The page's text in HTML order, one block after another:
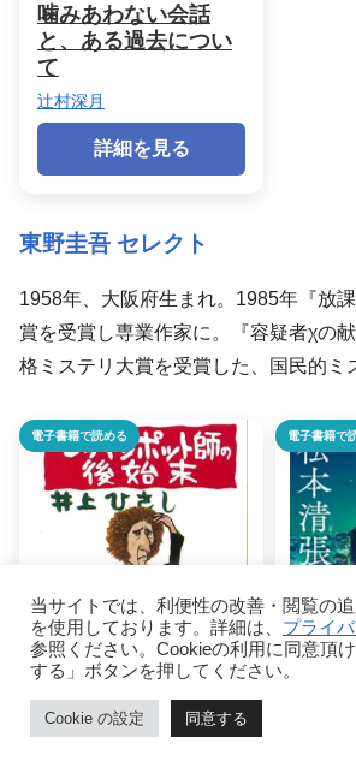
噛みあわない会話
と、ある過去につい
て
辻村深月
詳細を見る
東野圭吾 セレクト
1958年、大阪府生まれ。1985年『放
賞を受賞し専業作家に。『容疑者χの
格ミステリ大賞を受賞した、国民的ミ
電子書籍で読める 電子書籍で
当サイトでは、利便性の改善・閲覧の
を使用しております。詳細は、 プライ
参照ください。Cookieの利用に同意頂
する」ボタンを押してください。
Cookie の設定 同意する